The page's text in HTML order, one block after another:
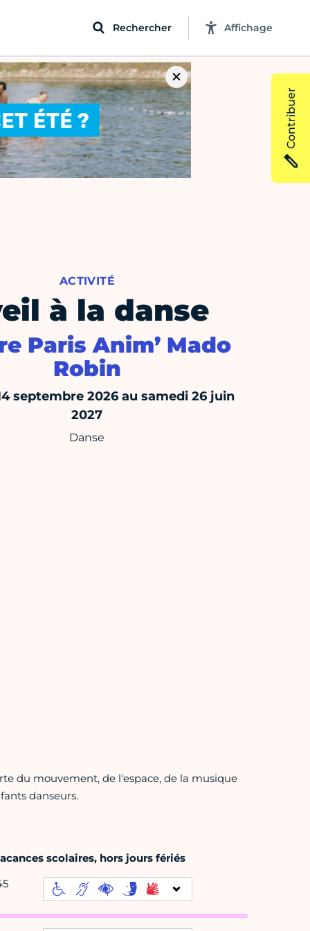
Rechercher Affichage
ACTIVITÉ
à la danse
Paris Anim’ Mado
Robin
septembre 2026 au samedi 26 juin
2027
Danse
du mouvement, de l'espace, de la musique
danseurs.
scolaires, hors jours fériés
Contribuer